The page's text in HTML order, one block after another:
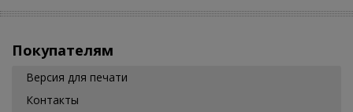
Покупателям
Версия для печати
Контакты